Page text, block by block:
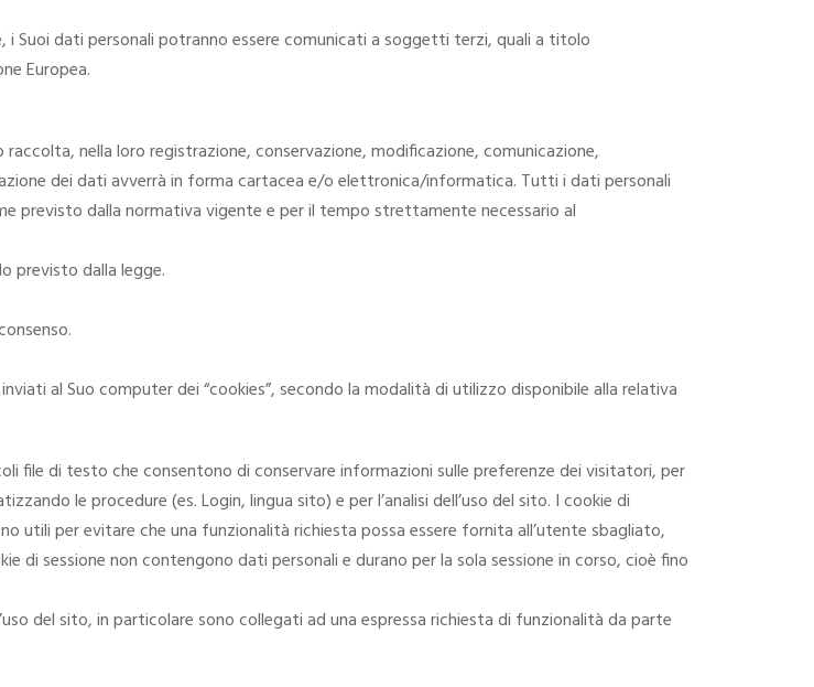
Suoi dati personali potranno essere comunicati a soggetti terzi, quali a titolo
Europea.
nella loro registrazione, conservazione, modificazione, comunicazione,
dei dati avverrà in forma cartacea e/o elettronica/informatica. Tutti i dati personali
previsto dalla normativa vigente e per il tempo strettamente necessario al
previsto dalla legge.
al Suo computer dei “cookies”, secondo la modalità di utilizzo disponibile alla relativa
file di testo che consentono di conservare informazioni sulle preferenze dei visitatori, per
le procedure (es. Login, lingua sito) e per l’analisi dell’uso del sito. I cookie di
utili per evitare che una funzionalità richiesta possa essere fornita all’utente sbagliato,
di sessione non contengono dati personali e durano per la sola sessione in corso, cioè fino
del sito, in particolare sono collegati ad una espressa richiesta di funzionalità da parte